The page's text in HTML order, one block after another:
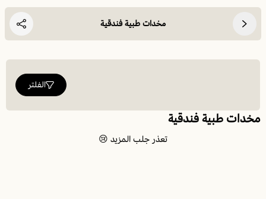
مخدات طبية فندقية
الفلتر
مخدات طبية فندقية
تعذر جلب المزيد 😢